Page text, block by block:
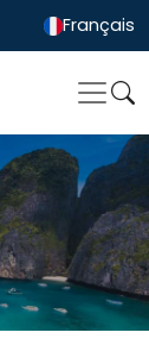
Français